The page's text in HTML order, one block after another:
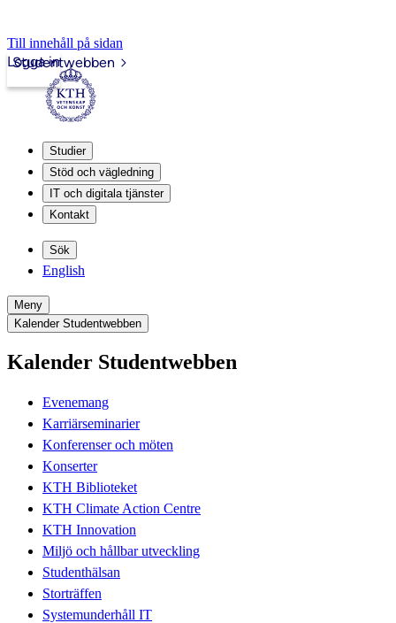
Till innehåll på sidan
Studentwebben
Logga in
Studier
Stöd och vägledning
IT och digitala tjänster
Kontakt
Sök
English
Meny
Kalender Studentwebben
Kalender Studentwebben
Evenemang
Karriärseminarier
Konferenser och möten
Konserter
KTH Biblioteket
KTH Climate Action Centre
KTH Innovation
Miljö och hållbar utveckling
Studenthälsan
Storträffen
Systemunderhåll IT